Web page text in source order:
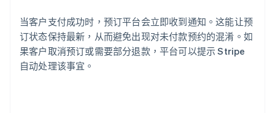
当客户支付成功时，预订平台会立即收到通知。这能让预
订状态保持最新，从而避免出现对未付款预约的混淆。如
果客户取消预订或需要部分退款，平台可以提示 Stripe
自动处理该事宜。